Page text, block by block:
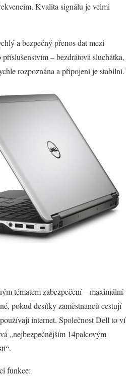
Kvalita signálu je velmi
a bezpečný přenos dat mezi
– bezdrátová sluchátka,
rozpoznána a připojení je stabilní.
tématem zabezpečení – maximální
pokud desítky zaměstnanců cestují
internet. Společnost Dell to ví
„nejbezpečnějším 14palcovým
funkce: